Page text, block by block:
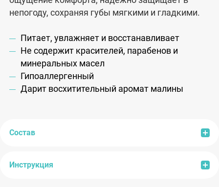
непогоду, сохраняя губы мягкими и гладкими.
Питает, увлажняет и восстанавливает
Не содержит красителей, парабенов и
минеральных масел
Гипоаллергенный
Дарит восхитительный аромат малины
Состав
Состав:Ricinus Communis (Castor) Seed Oil,
Инструкция